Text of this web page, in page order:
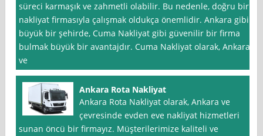
süreci karmaşık ve zahmetli olabilir. Bu nedenle, doğru bir
nakliyat firmasıyla çalışmak oldukça önemlidir. Ankara gibi
büyük bir şehirde, Cuma Nakliyat gibi güvenilir bir firma
bulmak büyük bir avantajdır. Cuma Nakliyat olarak, Ankara
ve
Ankara Rota Nakliyat
Ankara Rota Nakliyat olarak, Ankara ve
çevresinde evden eve nakliyat hizmetleri
sunan öncü bir firmayız. Müşterilerimize kaliteli ve